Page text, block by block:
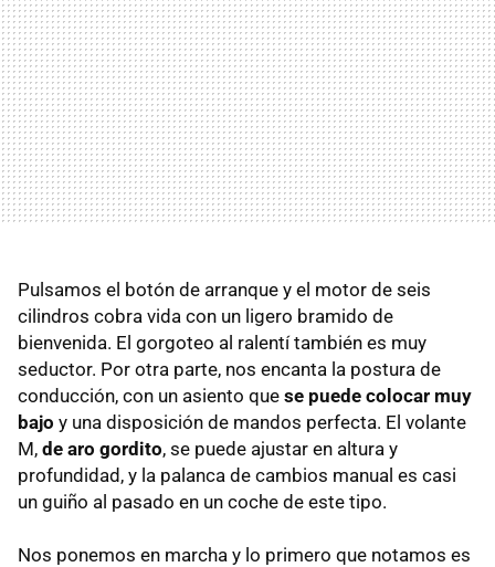
Pulsamos el botón de arranque y el motor de seis
cilindros cobra vida con un ligero bramido de
bienvenida. El gorgoteo al ralentí también es muy
seductor. Por otra parte, nos encanta la postura de
conducción, con un asiento que se puede colocar muy
bajo y una disposición de mandos perfecta. El volante
M, de aro gordito, se puede ajustar en altura y
profundidad, y la palanca de cambios manual es casi
un guiño al pasado en un coche de este tipo.
Nos ponemos en marcha y lo primero que notamos es